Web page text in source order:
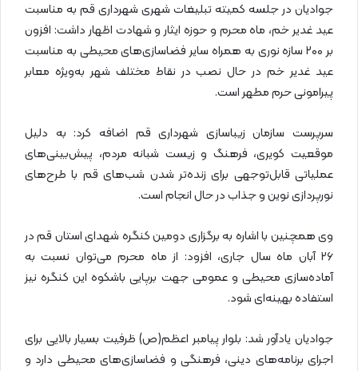
جوادیان در جلسه کمیته تبلیغات شهری شهرداری قم به مناسبت
عید غدیر خم، ماه محرم و حوزه ایثار و شهادت اظهار داشت: افزون
بر ۲۰۰ سازه نوری به همراه سایر فضاسازی‌های محیطی به مناسبت
عید غدیر خم در حال نصب در نقاط مختلف شهر به‌ویژه معابر
پیرامونی حرم مطهر است.
سرپرست سازمان زیباسازی شهرداری قم اضافه کرد: به دلیل
موقعیت کویری، فرهنگ و زیست شبانه مردم، پیش‌بینی‌های
عملیاتی قابل‌توجهی برای زنده‌تر شدن شب‌های قم با طرح‌های
نورپردازی نوین و جذاب در حال انجام است.
وی همچنین با اشاره به برگزاری دومین کنگره شهدای استان قم در
۲۶ آبان ماه سال جاری، افزود: از ماه محرم می‌توان نسبت به
آماده‌سازی محیطی و عمومی جهت برپایی باشکوه این کنگره نیز
استفاده بهینه‌ای شود.
جوادیان یادآور شد: بلوار پیامبر اعظم(ص) ظرفیت بسیار بالایی برای
اجرای برنامه‌های دینی، فرهنگی و فضاسازی‌های محیطی دارد و